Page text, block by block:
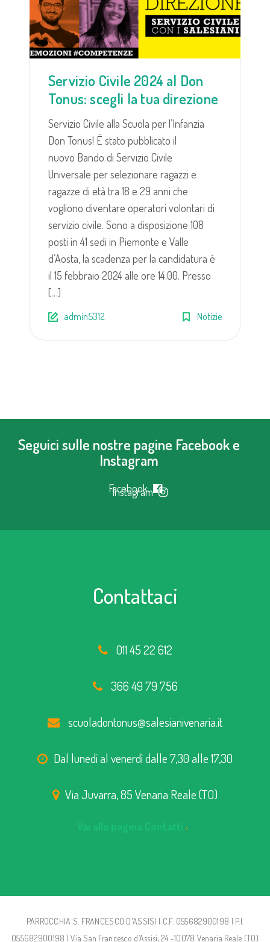
Servizio Civile 2024 al Don
Tonus: scegli la tua direzione
Servizio Civile alla Scuola per l’Infanzia
Don Tonus! È stato pubblicato il
nuovo Bando di Servizio Civile
Universale per selezionare ragazzi e
ragazze di età tra 18 e 29 anni che
vogliono diventare operatori volontari di
servizio civile. Sono a disposizione 108
posti in 41 sedi in Piemonte e Valle
d’Aosta, la scadenza per la candidatura è
il 15 febbraio 2024 alle ore 14.00. Presso
[…]
admin5312 Notizie
Seguici sulle nostre pagine Facebook e
Instagram
Facebook
Instagram
Contattaci
011 45 22 612
366 49 79 756
scuoladontonus@salesianivenaria.it
Dal lunedì al venerdì dalle 7,30 alle 17,30
Via Juvarra, 85 Venaria Reale (TO)
PARROCCHIA S. FRANCESCO D'ASSISI | C.F. 055682900198 | P.I.
055682900198 | Via San Francesco d’Assisi, 24 -10078 Venaria Reale (TO)